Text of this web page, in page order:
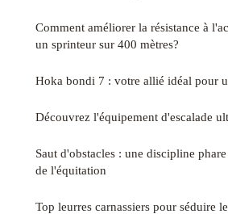
Comment améliorer la résistance à
un sprinteur sur 400 mètres?
Hoka bondi 7 : votre allié idéal pour
Découvrez l'équipement d'escalade
Saut d'obstacles : une discipline
de l'équitation
Top leurres carnassiers pour séduire